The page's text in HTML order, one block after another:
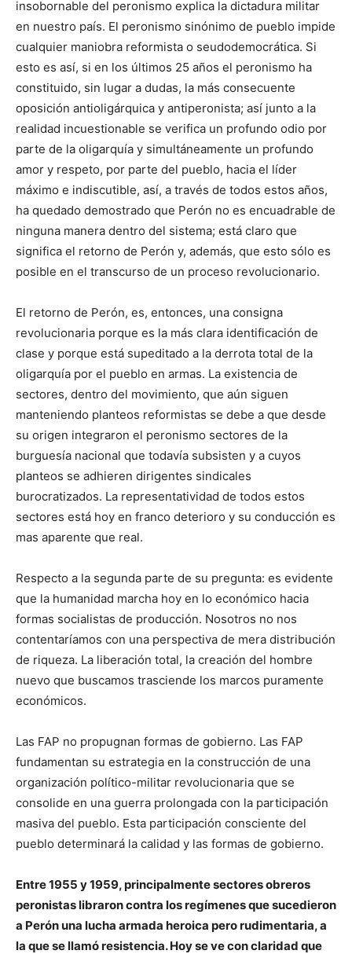
insobornable del peronismo explica la dictadura militar
en nuestro país. El peronismo sinónimo de pueblo impide
cualquier maniobra reformista o seudodemocrática. Si
esto es así, si en los últimos 25 años el peronismo ha
constituido, sin lugar a dudas, la más consecuente
oposición antioligárquica y antiperonista; así junto a la
realidad incuestionable se verifica un profundo odio por
parte de la oligarquía y simultáneamente un profundo
amor y respeto, por parte del pueblo, hacia el líder
máximo e indiscutible, así, a través de todos estos años,
ha quedado demostrado que Perón no es encuadrable de
ninguna manera dentro del sistema; está claro que
significa el retorno de Perón y, además, que esto sólo es
posible en el transcurso de un proceso revolucionario.
El retorno de Perón, es, entonces, una consigna
revolucionaria porque es la más clara identificación de
clase y porque está supeditado a la derrota total de la
oligarquía por el pueblo en armas. La existencia de
sectores, dentro del movimiento, que aún siguen
manteniendo planteos reformistas se debe a que desde
su origen integraron el peronismo sectores de la
burguesía nacional que todavía subsisten y a cuyos
planteos se adhieren dirigentes sindicales
burocratizados. La representatividad de todos estos
sectores está hoy en franco deterioro y su conducción es
mas aparente que real.
Respecto a la segunda parte de su pregunta: es evidente
que la humanidad marcha hoy en lo económico hacia
formas socialistas de producción. Nosotros no nos
contentaríamos con una perspectiva de mera distribución
de riqueza. La liberación total, la creación del hombre
nuevo que buscamos trasciende los marcos puramente
económicos.
Las FAP no propugnan formas de gobierno. Las FAP
fundamentan su estrategia en la construcción de una
organización político-militar revolucionaria que se
consolide en una guerra prolongada con la participación
masiva del pueblo. Esta participación consciente del
pueblo determinará la calidad y las formas de gobierno.
Entre 1955 y 1959, principalmente sectores obreros
peronistas libraron contra los regímenes que sucedieron
a Perón una lucha armada heroica pero rudimentaria, a
la que se llamó resistencia. Hoy se ve con claridad que